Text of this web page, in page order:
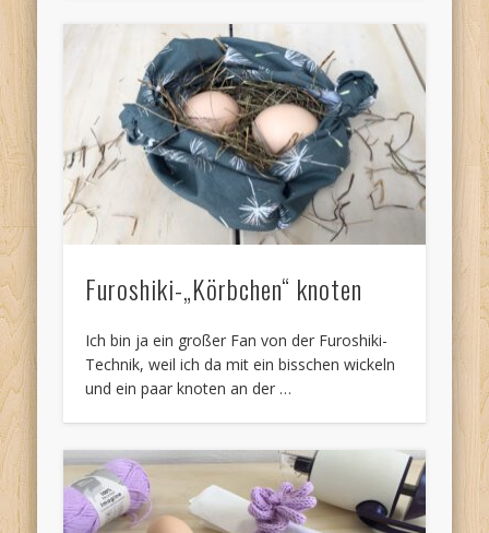
Furoshiki-„Körbchen“ knoten
Ich bin ja ein großer Fan von der Furoshiki-
Technik, weil ich da mit ein bisschen wickeln
und ein paar knoten an der …